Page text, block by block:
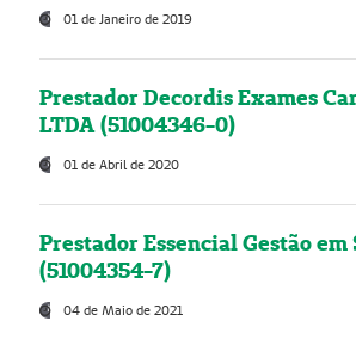
01 de Janeiro de 2019
Prestador Decordis Exames
LTDA (51004346-0)
01 de Abril de 2020
Prestador Essencial Gestão em
(51004354-7)
04 de Maio de 2021